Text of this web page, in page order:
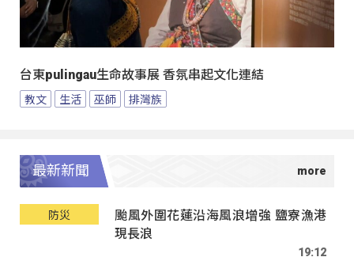
台東pulingau生命故事展 香氛串起文化連結
教文 生活 巫師 排灣族
最新新聞
防災
颱風外圍花蓮沿海風浪增強 鹽寮漁港
現長浪
19:12